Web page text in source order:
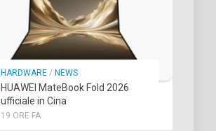
HARDWARE / NEWS
HUAWEI MateBook Fold 2026
ufficiale in Cina
19 ORE FA